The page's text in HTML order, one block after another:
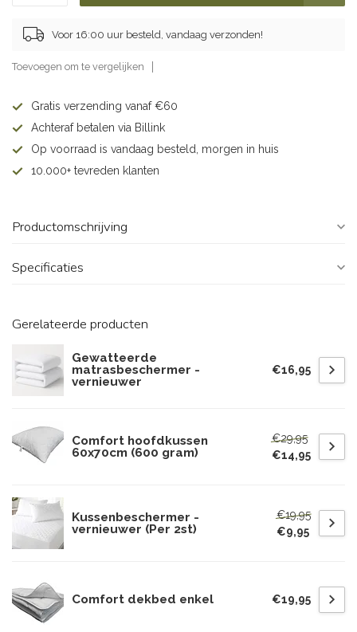
Voor 16:00 uur besteld, vandaag verzonden!
Toevoegen om te vergelijken
Gratis verzending vanaf €60
Achteraf betalen via Billink
Op voorraad is vandaag besteld, morgen in huis
10.000+ tevreden klanten
Productomschrijving
Specificaties
Gerelateerde producten
Gewatteerde
matrasbeschermer -
vernieuwer
€16,95
Comfort hoofdkussen
60x70cm (600 gram)
€29,95
€14,95
Kussenbeschermer -
vernieuwer (Per 2st)
€19,95
€9,95
Comfort dekbed enkel €19,95